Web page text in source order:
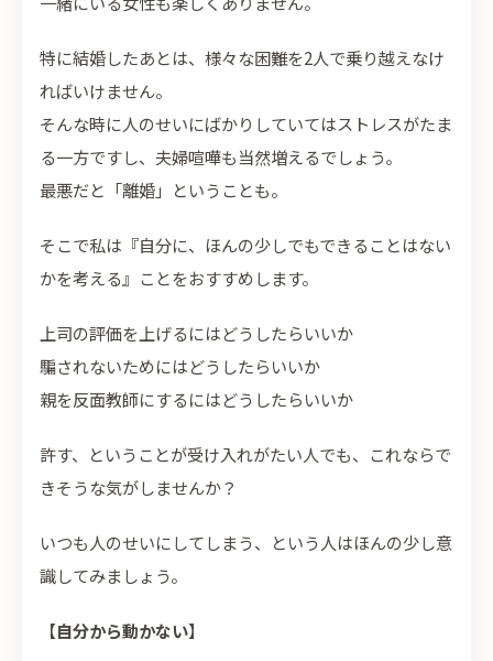
特に結婚したあとは、様々な困難を2人で乗り越えなけ
ればいけません。
そんな時に人のせいにばかりしていてはストレスがたま
る一方ですし、夫婦喧嘩も当然増えるでしょう。
最悪だと「離婚」ということも。
そこで私は『自分に、ほんの少しでもできることはない
かを考える』ことをおすすめします。
上司の評価を上げるにはどうしたらいいか
騙されないためにはどうしたらいいか
親を反面教師にするにはどうしたらいいか
許す、ということが受け入れがたい人でも、これならで
きそうな気がしませんか？
いつも人のせいにしてしまう、という人はほんの少し意
識してみましょう。
【自分から動かない】